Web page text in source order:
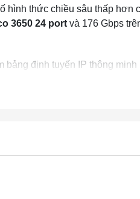
hình thức chiều sâu thấp hơn
3650 24 port và 176 Gbps
định tuyến IP thông minh
tuyến như Router để có thể